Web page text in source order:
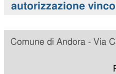
autorizzazione
Comune di Andora - Via